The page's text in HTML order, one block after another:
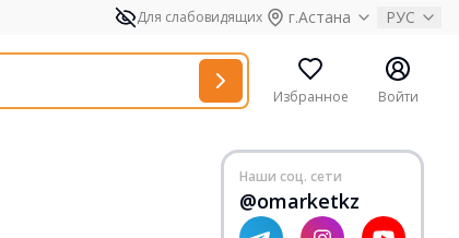
Для слабовидящих г.Астана РУС
Избранное Войти
Наши соц. сети
@omarketkz